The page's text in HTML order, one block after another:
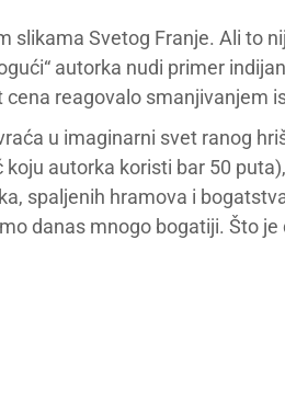
slikama Svetog Franje. Ali to
autorka nudi primer
reagovalo smanjivanjem
u imaginarni svet ranog
autorka koristi bar 50
spaljenih hramova i
danas mnogo bogatiji. Što je